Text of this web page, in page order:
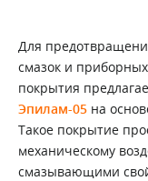
Для
смазок и
покрытия
Эпилам-05 на
Такое покрытие
механическому
смазывающими